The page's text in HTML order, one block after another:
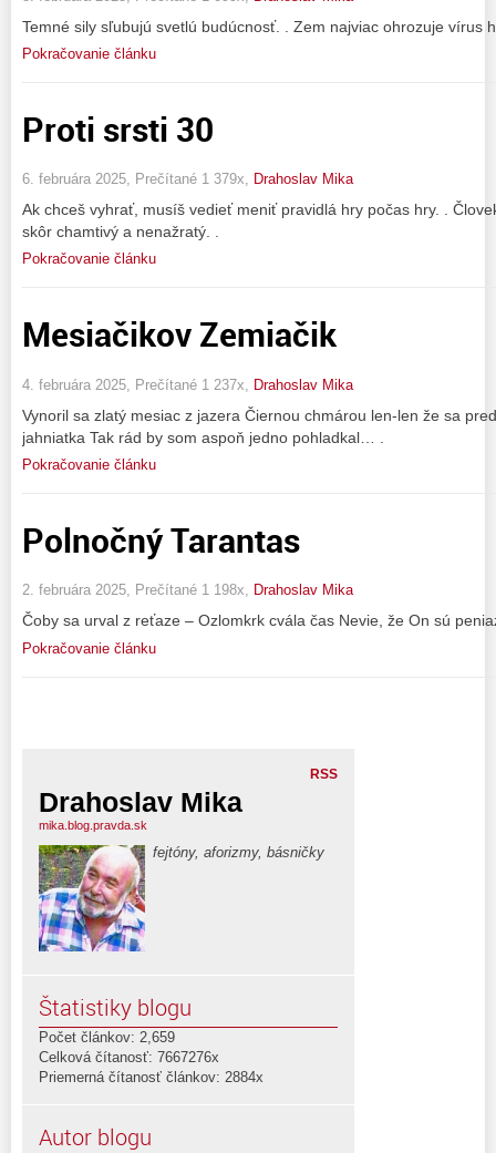
Temné sily sľubujú svetlú budúcnosť. . Zem najviac ohrozuje vírus
Pokračovanie článku
Proti srsti 30
6. februára 2025, Prečítané 1 379x, Drahoslav Mika
Ak chceš vyhrať, musíš vedieť meniť pravidlá hry počas hry. .
skôr chamtivý a nenažratý. .
Pokračovanie článku
Mesiačikov Zemiačik
4. februára 2025, Prečítané 1 237x, Drahoslav Mika
Vynoril sa zlatý mesiac z jazera Čiernou chmárou len-len že sa
jahniatka Tak rád by som aspoň jedno pohladkal… .
Pokračovanie článku
Polnočný Tarantas
2. februára 2025, Prečítané 1 198x, Drahoslav Mika
Čoby sa urval z reťaze – Ozlomkrk cvála čas Nevie, že On sú
Pokračovanie článku
RSS
Drahoslav Mika
mika.blog.pravda.sk
fejtóny, aforizmy, básničky
Štatistiky blogu
Počet článkov: 2,659
Celková čítanosť: 7667276x
Priemerná čítanosť článkov: 2884x
Autor blogu